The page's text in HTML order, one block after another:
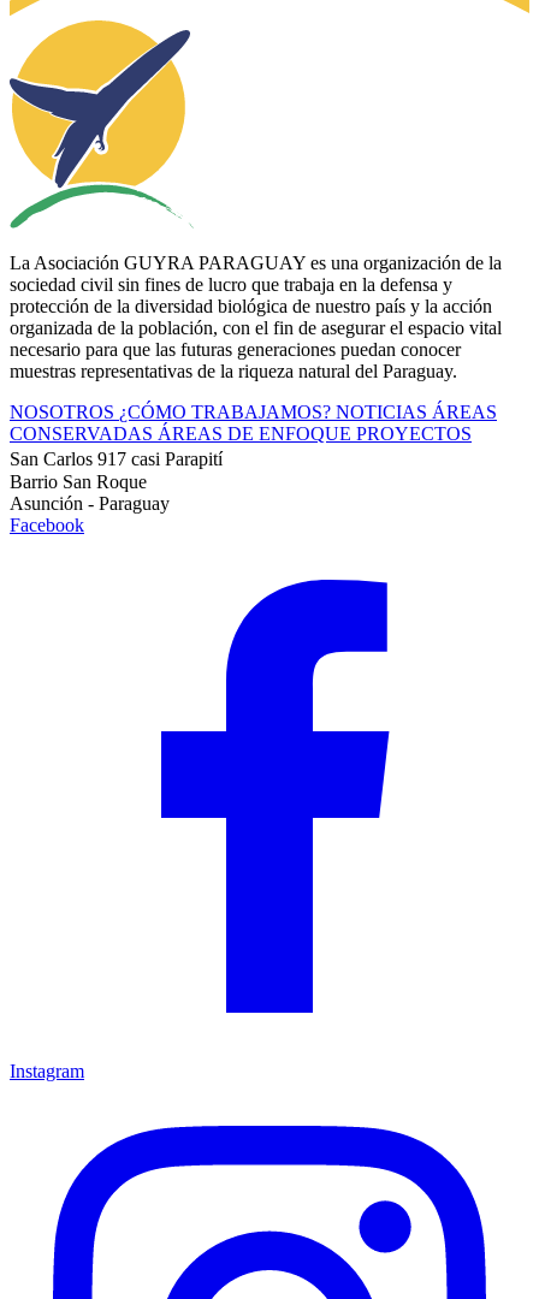
La Asociación GUYRA PARAGUAY es una organización de la
sociedad civil sin fines de lucro que trabaja en la defensa y
protección de la diversidad biológica de nuestro país y la acción
organizada de la población, con el fin de asegurar el espacio vital
necesario para que las futuras generaciones puedan conocer
muestras representativas de la riqueza natural del Paraguay.
NOSOTROS ¿CÓMO TRABAJAMOS? NOTICIAS ÁREAS
CONSERVADAS ÁREAS DE ENFOQUE PROYECTOS
San Carlos 917 casi Parapití
Barrio San Roque
Asunción - Paraguay
Facebook
Instagram